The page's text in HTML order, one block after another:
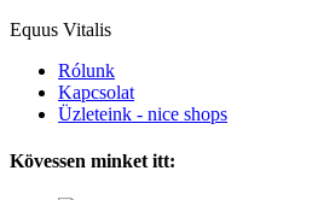
Equus Vitalis
Rólunk
Kapcsolat
Üzleteink - nice shops
Kövessen minket itt: